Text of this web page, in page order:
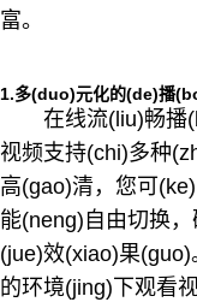
富。
1.多(duo)元化的(de)播
在线流(liu)畅播
视频支持(chi)多种
高(gao)清，您可
能(neng)自由切换
(jue)效(xiao)果
的环境(jing)下观看